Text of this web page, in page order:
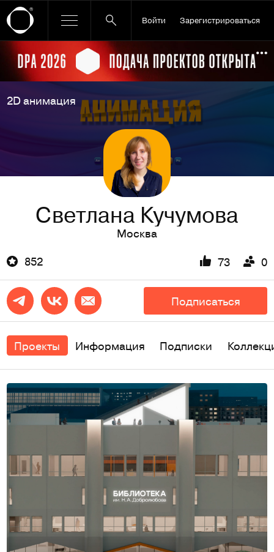
Войти Зарегистрироваться
Ссылка баннера
2D анимация
Светлана Кучумова
Москва
852
73 0
Подписаться
Проекты Информация Подписки